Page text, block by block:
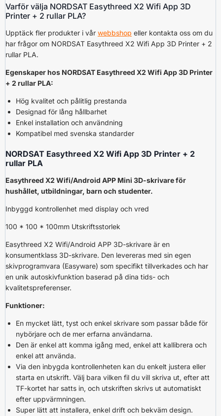
Varför välja NORDSAT Easythreed X2 Wifi App 3D
Printer + 2 rullar PLA?
Upptäck fler produkter i vår webbshop eller kontakta oss om du
har frågor om NORDSAT Easythreed X2 Wifi App 3D Printer + 2
rullar PLA.
Egenskaper hos NORDSAT Easythreed X2 Wifi App 3D Printer
+ 2 rullar PLA:
Hög kvalitet och pålitlig prestanda
Designad för lång hållbarhet
Enkel installation och användning
Kompatibel med svenska standarder
NORDSAT Easythreed X2 Wifi App 3D Printer + 2
rullar PLA
Easythreed X2 Wifi/Android APP Mini 3D-skrivare för
hushållet, utbildningar, barn och studenter.
Inbyggd kontrollenhet med display och vred
100 * 100 * 100mm Utskriftsstorlek
Easythreed X2 Wifi/Android APP 3D-skrivare är en
konsumentklass 3D-skrivare. Den levereras med sin egen
skivprogramvara (Easyware) som specifikt tillverkades och har
en unik autoskivfunktion baserad på dina tids- och
kvalitetspreferenser.
Funktioner:
En mycket lätt, tyst och enkel skrivare som passar både för
nybörjare och de mer erfarna användarna.
Den är enkel att komma igång med, enkel att kallibrera och
enkel att använda.
Via den inbygda kontrollenheten kan du enkelt justera eller
starta en utskrift. Välj bara vilken fil du vill skriva ut, efter att
TF-kortet har satts in, och utskriften skrivs ut automatiskt
efter uppvärmningen.
Super lätt att installera, enkel drift och bekväm design.